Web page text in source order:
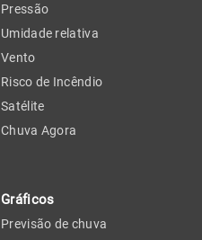
Pressão
Umidade relativa
Vento
Risco de Incêndio
Satélite
Chuva Agora
Gráficos
Previsão de chuva